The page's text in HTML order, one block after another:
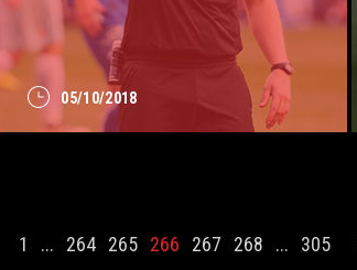
05/10/2018
1 ... 264 265 266 267 268 ... 305